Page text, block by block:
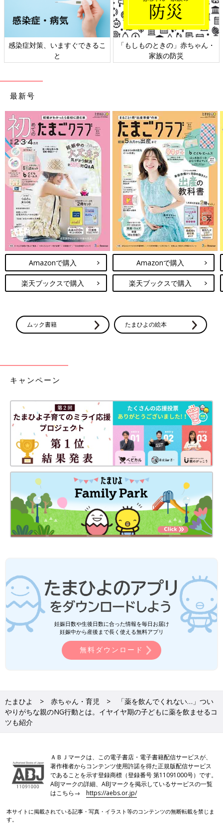
ものときの」赤ちゃん・
日本外来小児科学会リーフレッ
ト検討会
六星
最新号
Amazonで購入
楽天ブックスで購入
Amazonで購入
楽天ブックスで購入
ムック書籍 たまひよの絵本
キャンペーン
妊娠日数や生後日数に合った情報を毎日お届け
妊娠中から産後まで長く使える無料アプリ
無料ダウンロード
たまひよ 赤ちゃん・育児
「薬を飲んでくれない…」つい
やりがちな親のNG行動とは。イヤイヤ期の子どもに薬を飲ませるコ
ツも紹介
ＡＢＪマークは、この電子書店・電子書籍配信サービスが、
著作権者からコンテンツ使用許諾を得た正規版配信サービス
であることを示す登録商標（登録番号 第11091000号）です。
ABJマークの詳細、ABJマークを掲示しているサービスの一覧
はこちら→https://aebs.or.jp/
本サイトに掲載されている記事・写真・イラスト等のコンテンツの無断転載を禁じま
す。